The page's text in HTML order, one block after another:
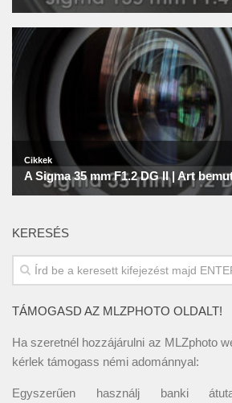
KERESÉS
TÁMOGASD AZ MLZPHOTO OLDALT!
Ha szeretnél hozzájárulni az MLZphoto
kérlek támogass némi adománnyal:
Egyszerűen használj banki